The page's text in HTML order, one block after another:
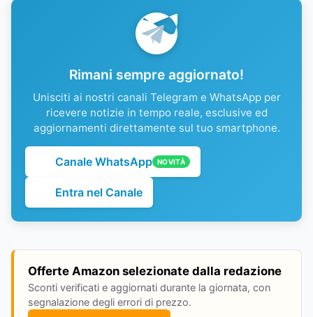
Rimani sempre aggiornato!
Unisciti ai nostri canali Telegram e WhatsApp per
ricevere notizie in tempo reale, esclusive ed
aggiornamenti direttamente sul tuo smartphone.
Canale WhatsApp NOVITÀ
Entra nel Canale
Offerte Amazon selezionate dalla redazione
Sconti verificati e aggiornati durante la giornata, con
segnalazione degli errori di prezzo.